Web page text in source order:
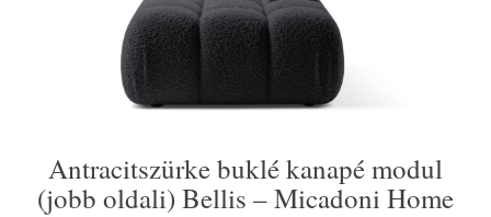
Antracitszürke buklé kanapé modul
(jobb oldali) Bellis – Micadoni Home